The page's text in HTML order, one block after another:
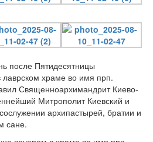
после Пятидесятницы
лаврском храме во имя прп.
Священноархимандрит Киево-
Митрополит Киевский и
архипастырей, братии и
сане.